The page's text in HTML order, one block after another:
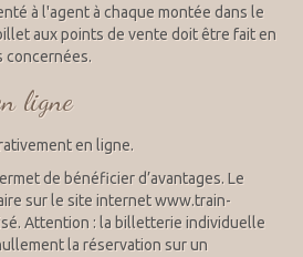
à l'agent à chaque montée dans le
aux points de vente doit être fait en
concernées.
ligne
en ligne.
de bénéficier d’avantages. Le
sur le site internet www.train-
Attention : la billetterie individuelle
la réservation sur un